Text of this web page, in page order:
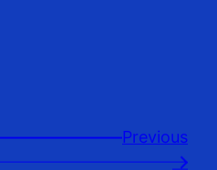
Previousㅤ
→